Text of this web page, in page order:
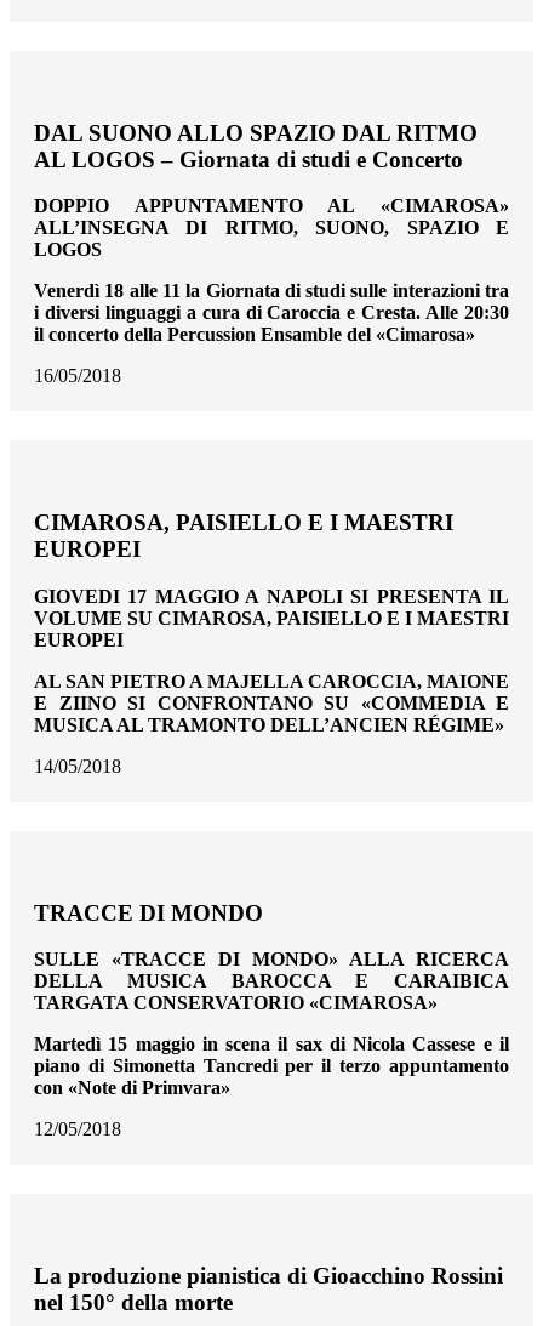
DAL SUONO ALLO SPAZIO DAL RITMO
AL LOGOS – Giornata di studi e Concerto
DOPPIO APPUNTAMENTO AL «CIMAROSA»
ALL’INSEGNA DI RITMO, SUONO, SPAZIO E
LOGOS
Venerdì 18 alle 11 la Giornata di studi sulle interazioni tra
i diversi linguaggi a cura di Caroccia e Cresta. Alle 20:30
il concerto della Percussion Ensamble del «Cimarosa»
16/05/2018
CIMAROSA, PAISIELLO E I MAESTRI
EUROPEI
GIOVEDI 17 MAGGIO A NAPOLI SI PRESENTA IL
VOLUME SU CIMAROSA, PAISIELLO E I MAESTRI
EUROPEI
AL SAN PIETRO A MAJELLA CAROCCIA, MAIONE
E ZIINO SI CONFRONTANO SU «COMMEDIA E
MUSICA AL TRAMONTO DELL’ANCIEN RÉGIME»
14/05/2018
TRACCE DI MONDO
SULLE «TRACCE DI MONDO» ALLA RICERCA
DELLA MUSICA BAROCCA E CARAIBICA
TARGATA CONSERVATORIO «CIMAROSA»
Martedì 15 maggio in scena il sax di Nicola Cassese e il
piano di Simonetta Tancredi per il terzo appuntamento
con «Note di Primvara»
12/05/2018
La produzione pianistica di Gioacchino Rossini
nel 150° della morte